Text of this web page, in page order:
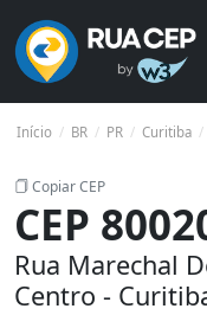
Início BR PR Curitiba
Copiar CEP
CEP
Rua Marechal
Centro -